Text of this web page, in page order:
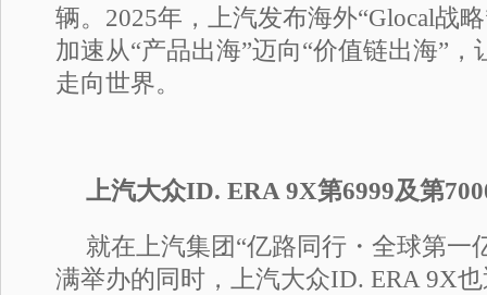
辆。2025年，上汽发布海外“Glocal战
加速从“产品出海”迈向“价值链出海”，
走向世界。
上汽大众ID. ERA 9X第6999及第
就在上汽集团“亿路同行・全球第一
满举办的同时，上汽大众ID. ERA 9X